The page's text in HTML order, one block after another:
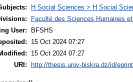
H Social Sciences > H Social
Faculté des Sciences Humaines
User:
BFSHS
15 Oct 2024 07:27
15 Oct 2024 07:27
URI:
http://thesis.univ-biskra.dz/id/